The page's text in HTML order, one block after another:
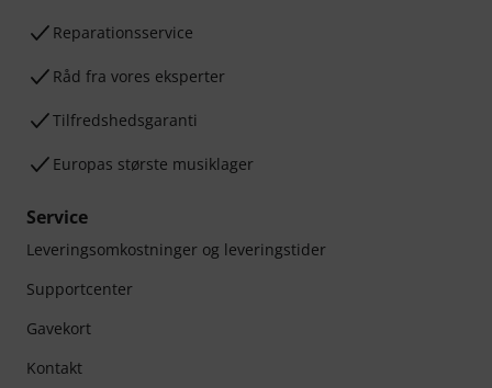
Reparationsservice
Råd fra vores eksperter
Tilfredshedsgaranti
Europas største musiklager
Service
Leveringsomkostninger og leveringstider
Supportcenter
Gavekort
Kontakt